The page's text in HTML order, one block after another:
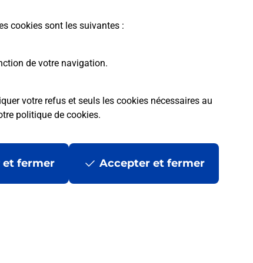
cookies sont les suivantes :
de votre navigation.
votre refus et seuls les cookies nécessaires au
politique de cookies.
et fermer Accepter et fermer
?